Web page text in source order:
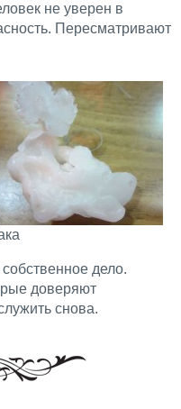
не уверен в
Пересматривают
дело.
доверяют
снова.